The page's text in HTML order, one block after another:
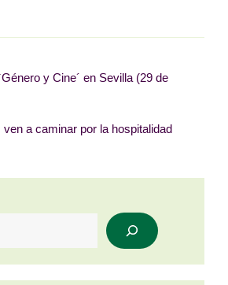
y Cine´ en Sevilla (29 de
ven a caminar por la hospitalidad